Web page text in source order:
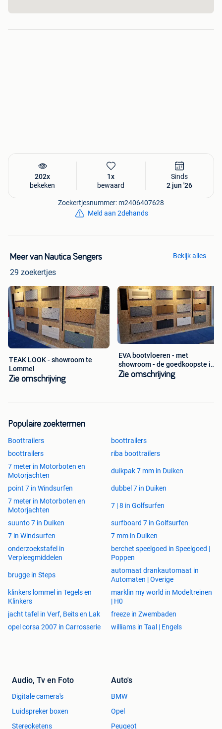
dan 2x zoveel geld kwijt, terwijl de kwaliteit hetzelfde is!
202x
bekeken
1x
bewaard
Sinds
2 jun '26
Zoekertjesnummer: m2406407628
Meld aan 2dehands
Meer van Nautica Sengers
29 zoekertjes
Bekijk alles
TEAK LOOK - showroom te
Lommel
Zie omschrijving
EVA bootvloeren - met
showroom - de goedkoopste in
België
Zie omschrijving
Populaire zoektermen
Boottrailers
boottrailers
boottrailers
riba boottrailers
7 meter in Motorboten en
Motorjachten
duikpak 7 mm in Duiken
point 7 in Windsurfen
dubbel 7 in Duiken
7 meter in Motorboten en
Motorjachten
7 | 8 in Golfsurfen
suunto 7 in Duiken
surfboard 7 in Golfsurfen
7 in Windsurfen
7 mm in Duiken
onderzoekstafel in
Verpleegmiddelen
berchet speelgoed in Speelgoed |
Poppen
brugge in Steps
automaat drankautomaat in
Automaten | Overige
klinkers lommel in Tegels en
Klinkers
marklin my world in Modeltreinen
| H0
jacht tafel in Verf, Beits en Lak
freeze in Zwembaden
opel corsa 2007 in Carrosserie
williams in Taal | Engels
Audio, Tv en Foto
Digitale camera's
Luidspreker boxen
Stereoketens
Auto's
BMW
Opel
Peugeot